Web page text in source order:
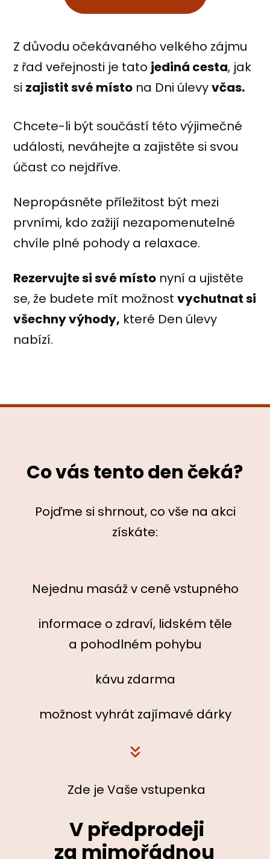
Z důvodu očekávaného velkého zájmu
z řad veřejnosti je tato jediná cesta, jak
si zajistit své místo na Dni úlevyvčas.
Chcete-li být součástí této výjimečné
události, neváhejte a zajistěte si svou
účast co nejdříve.
Nepropásněte příležitost být mezi
prvními, kdo zažijí nezapomenutelné
chvíle plné pohody a relaxace.
Rezervujte si své místo nyní a ujistěte
se, že budete mít možnostvychutnat si
všechny výhody, které Den úlevy
nabízí.
Co vás tento den čeká?
Pojďme si shrnout, co vše na akci
získáte:
Nejednu masáž v ceně vstupného
informace o zdraví, lidském těle
a pohodlném pohybu
kávu zdarma
možnost vyhrát zajímavé dárky
Zde je Vaše vstupenka
V předprodeji
za mimořádnou